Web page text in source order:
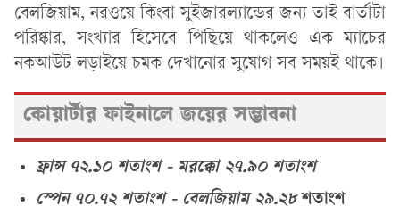
বেলজিয়াম, নরওয়ে কিংবা সুইজারল্যান্ডের জন্য তাই বার্তাটা
পরিষ্কার, সংখ্যার হিসেবে পিছিয়ে থাকলেও এক ম্যাচের
নকআউট লড়াইয়ে চমক দেখানোর সুযোগ সব সময়ই থাকে।
কোয়ার্টার ফাইনালে জয়ের সম্ভাবনা
ফ্রান্স ৭২.১০ শতাংশ - মরক্কো ২৭.৯০ শতাংশ
স্পেন ৭০.৭২ শতাংশ - বেলজিয়াম ২৯.২৮শতাংশ